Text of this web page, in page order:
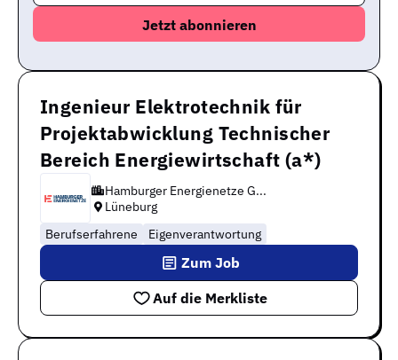
Ingenieur Elektrotechnik für
Projektabwicklung Technischer
Bereich Energiewirtschaft (a*)
Hamburger Energienetze G...
Lüneburg
Berufserfahrene
Eigenverantwortung
Auf die Merkliste
Zum Job